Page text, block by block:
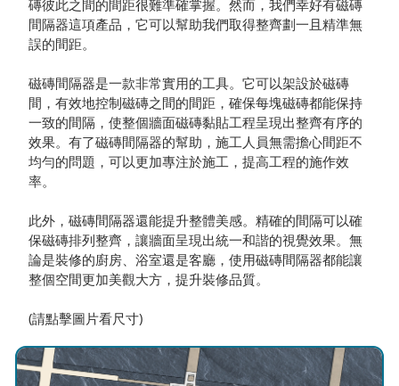
磚彼此之間的間距很難準確掌握。然而，我們幸好有磁磚
間隔器這項產品，它可以幫助我們取得整齊劃一且精準無
誤的間距。
磁磚間隔器是一款非常實用的工具。它可以架設於磁磚
間，有效地控制磁磚之間的間距，確保每塊磁磚都能保持
一致的間隔，使整個牆面磁磚黏貼工程呈現出整齊有序的
效果。有了磁磚間隔器的幫助，施工人員無需擔心間距不
均勻的問題，可以更加專注於施工，提高工程的施作效
率。
此外，磁磚間隔器還能提升整體美感。精確的間隔可以確
保磁磚排列整齊，讓牆面呈現出統一和諧的視覺效果。無
論是裝修的廚房、浴室還是客廳，使用磁磚間隔器都能讓
整個空間更加美觀大方，提升裝修品質。
(請點擊圖片看尺寸)